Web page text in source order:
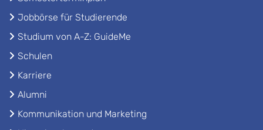
Jobbörse für Studierende
Studium von A-Z: GuideMe
Schulen
Karriere
Alumni
Kommunikation und Marketing